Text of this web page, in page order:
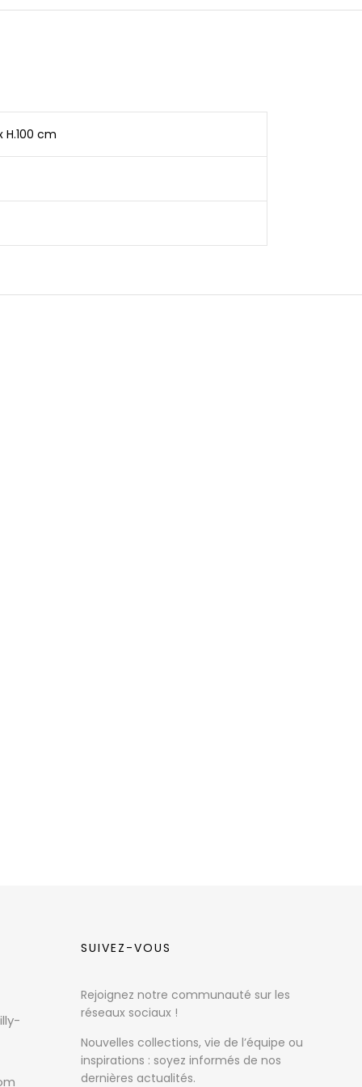
H.100 cm
SUIVEZ-VOUS
Rejoignez notre communauté sur les
réseaux sociaux !
Nouvelles collections, vie de l’équipe ou
inspirations : soyez informés de nos
dernières actualités.